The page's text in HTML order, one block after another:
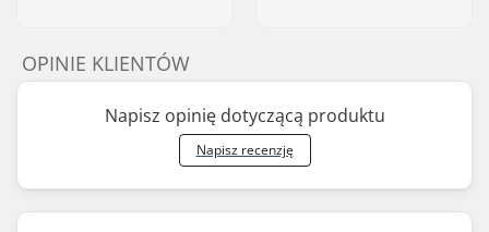
OPINIE KLIENTÓW
Napisz opinię dotyczącą produktu
Napisz recenzję